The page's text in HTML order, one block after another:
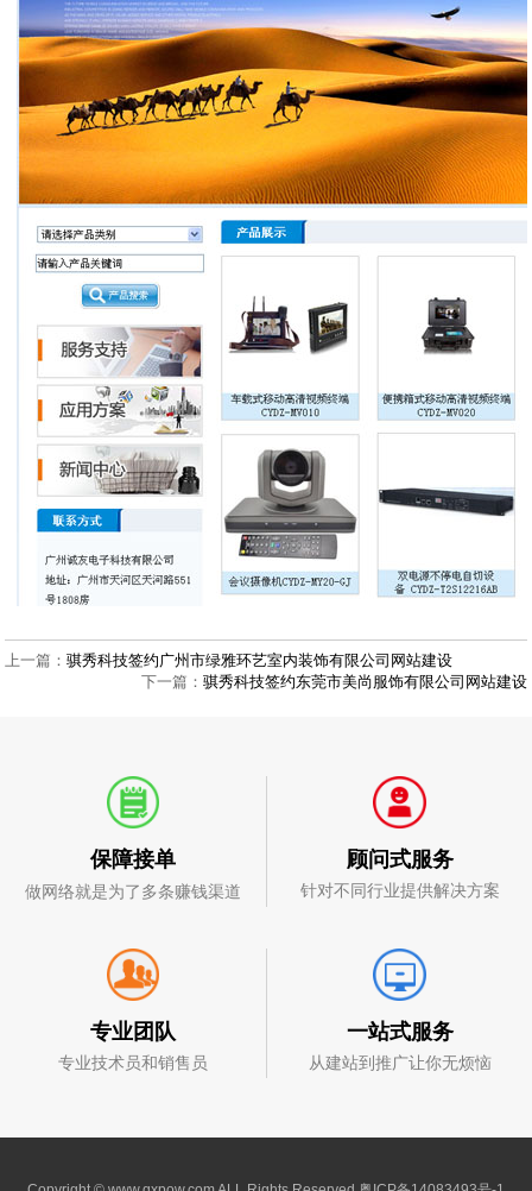
上一篇：骐秀科技签约广州市绿雅环艺室内装饰有限公司网站建设
下一篇： 骐秀科技签约东莞市美尚服饰有限公司网站建设
保障接单
做网络就是为了多条赚钱渠道
顾问式服务
针对不同行业提供解决方案
专业团队
专业技术员和销售员
一站式服务
从建站到推广让你无烦恼